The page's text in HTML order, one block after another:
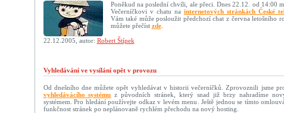
Poněkud na poslední chvíli, ale přeci. Dnes 22.12. od 14:00
Večerníčkovi v chatu na internetových stránkách České
Vám také může posloužit předchozí chat z června letošního
můžete přečíst zde.
22.12.2005, autor: Robert Štípek
Vyhledávání ve vysílání opět v provozu
Od dnešního dne můžete opět vyhledávat v historii večerníčků. Zprovoznili jsme
vyhledávácího systému z původních stránek, který snad již brzy nahradíme
systémem. Pro hledání používejte odkaz v levém menu. Ještě jednou se tímto
funkčnost stránek po neplánovaně rychlém přechodu na nový hosting.